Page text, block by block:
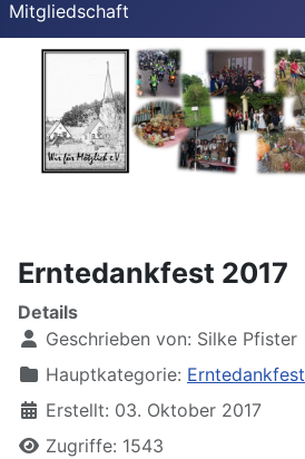
Mitgliedschaft
Erntedankfest 2017
Details
Geschrieben von: Silke Pfister
Hauptkategorie: Erntedankfest
Erstellt: 03. Oktober 2017
Zugriffe: 1543